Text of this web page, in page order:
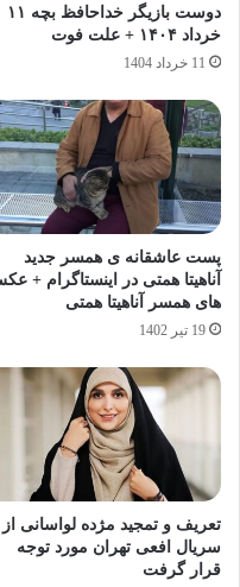
دوست بازیگر خداحافظ بچه ۱۱
خرداد ۱۴۰۴ + علت فوت
11 خرداد 1404
پست عاشقانه ی همسر جدید
آناهیتا همتی در اینستاگرام +
های همسر آناهیتا همتی
19 تیر 1402
تعریف و تمجید مژده لواسانی از
سریال افعی تهران مورد توجه
قرار گرفت